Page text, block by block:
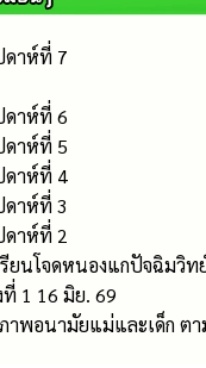
ดาห์ที่ 7
ดาห์ที่ 6
ดาห์ที่ 5
ดาห์ที่ 4
ดาห์ที่ 3
ดาห์ที่ 2
ยนโจดหนองแกปัจฉิมวิท
1 16 มิย. 69
าพอนามัยแม่และเด็ก